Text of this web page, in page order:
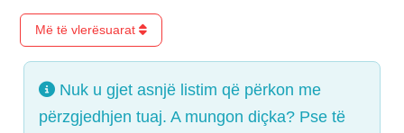
Më të vlerësuarat
Nuk u gjet asnjë listim që përkon me
përzgjedhjen tuaj. A mungon diçka? Pse të